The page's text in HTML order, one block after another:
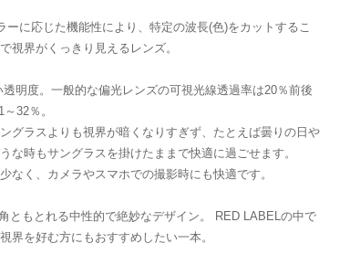
ーに応じた機能性により、特定の波長(色)をカットするこ
視界がくっきり見えるレンズ。
明度。一般的な偏光レンズの可視光線透過率は20％前後
32％。
グラスよりも視界が暗くなりすぎず、たとえば曇りの日や
な時もサングラスを掛けたままで快適に過ごせます。
なく、カメラやスマホでの撮影時にも快適です。
ともとれる中性的で絶妙なデザイン。 RED LABELの中で
界を好む方にもおすすめしたい一本。